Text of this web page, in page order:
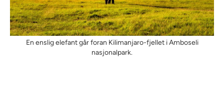
En enslig elefant går foran Kilimanjaro-fjellet i Amboseli
nasjonalpark.